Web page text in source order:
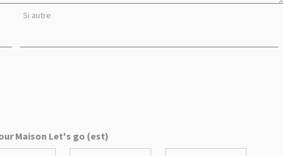
Si autre
Maison Let's go (est)